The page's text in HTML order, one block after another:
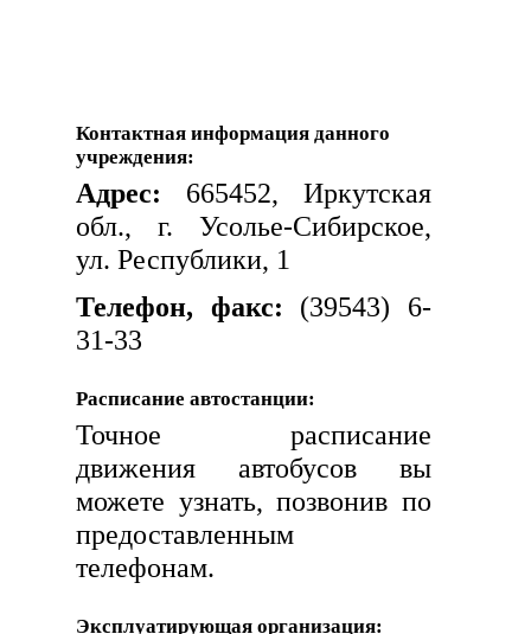
Контактная информация данного
учреждения:
Адрес: 665452, Иркутская
обл., г. Усолье-Сибирское,
ул. Республики, 1
Телефон, факс: (39543) 6-
31-33
Расписание автостанции:
Точное расписание
движения автобусов вы
можете узнать, позвонив по
предоставленным
телефонам.
Эксплуатирующая организация: